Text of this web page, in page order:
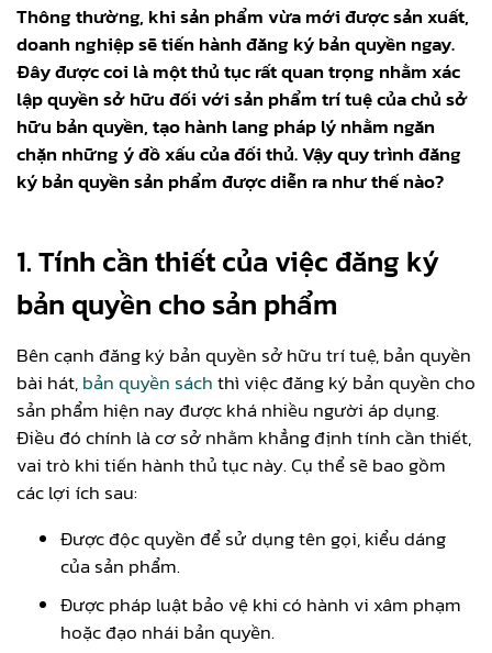
Thông thường, khi sản phẩm vừa mới được sản xuất,
doanh nghiệp sẽ tiến hành đăng ký bản quyền ngay.
Đây được coi là một thủ tục rất quan trọng nhằm xác
lập quyền sở hữu đối với sản phẩm trí tuệ của chủ sở
hữu bản quyền, tạo hành lang pháp lý nhằm ngăn
chặn những ý đồ xấu của đối thủ. Vậy quy trình đăng
ký bản quyền sản phẩm được diễn ra như thế nào?
1. Tính cần thiết của việc đăng ký
bản quyền cho sản phẩm
Bên cạnh đăng ký bản quyền sở hữu trí tuệ, bản quyền
bài hát,bản quyền sáchthì việc đăng ký bản quyền cho
sản phẩm hiện nay được khá nhiều người áp dụng.
Điều đó chính là cơ sở nhằm khẳng định tính cần thiết,
vai trò khi tiến hành thủ tục này. Cụ thể sẽ bao gồm
các lợi ích sau:
Được độc quyền để sử dụng tên gọi, kiểu dáng
của sản phẩm.
Được pháp luật bảo vệ khi có hành vi xâm phạm
hoặc đạo nhái bản quyền.